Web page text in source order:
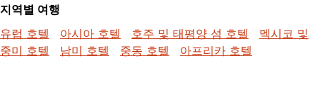
지역별 여행
유럽 호텔
아시아 호텔 호주 및 태평양 섬 호텔
멕시코 및
중미 호텔
남미 호텔 중동 호텔 아프리카 호텔